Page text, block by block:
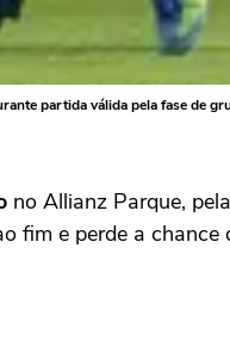
partida válida pela fase de
no Allianz Parque,
fim e perde a